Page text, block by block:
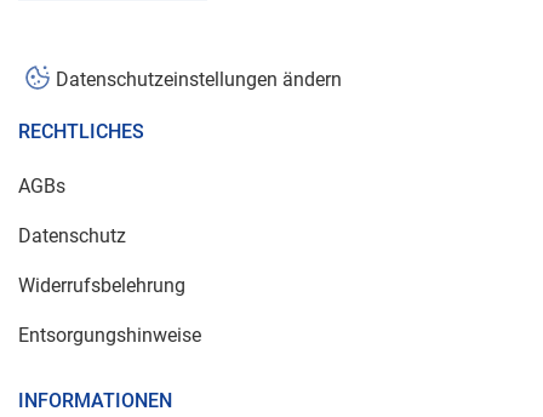
Datenschutzeinstellungen ändern
RECHTLICHES
AGBs
Datenschutz
Widerrufsbelehrung
Entsorgungshinweise
INFORMATIONEN